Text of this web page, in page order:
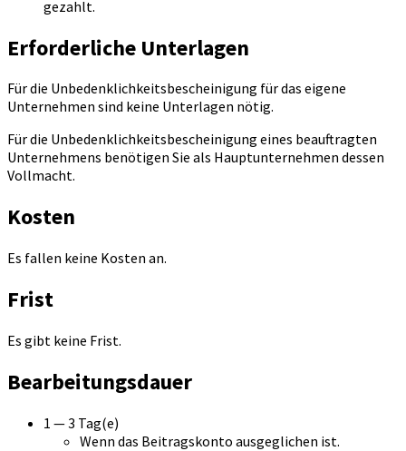
gezahlt.
Erforderliche Unterlagen
Für die Unbedenklichkeitsbescheinigung für das eigene
Unternehmen sind keine Unterlagen nötig.
Für die Unbedenklichkeitsbescheinigung eines beauftragten
Unternehmens benötigen Sie als Hauptunternehmen dessen
Vollmacht.
Kosten
Es fallen keine Kosten an.
Frist
Es gibt keine Frist.
Bearbeitungsdauer
1 — 3 Tag(e)
Wenn das Beitragskonto ausgeglichen ist.